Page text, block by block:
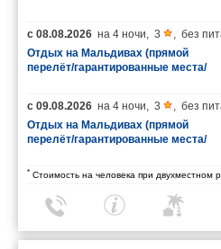
с 08.08.2026 на 4 ночи 3
без
Отдых на Мальдивах (прямой
перелёт/гарантированные места/
с 09.08.2026 на 4 ночи 3
без
Отдых на Мальдивах (прямой
перелёт/гарантированные места/
* Стоимость на человека при двухместном